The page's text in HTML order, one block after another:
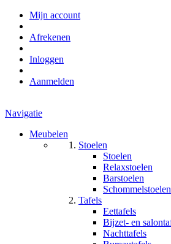
Mijn account
Afrekenen
Inloggen
Aanmelden
Navigatie
Meubelen
Stoelen
Stoelen
Relaxstoelen
Barstoelen
Schommelstoelen
Tafels
Eettafels
Bijzet- en
Nachttafels